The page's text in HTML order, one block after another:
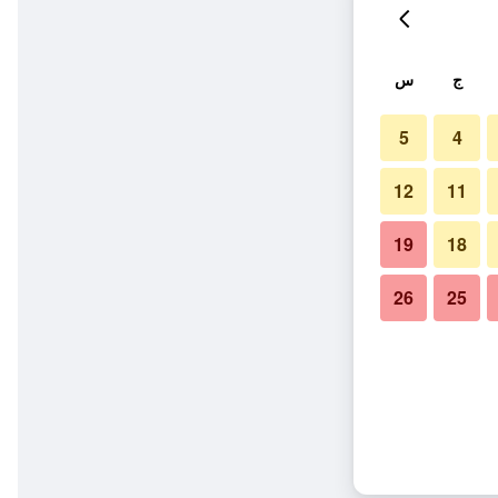
ج س
4
5
11
12
18
19
25
26